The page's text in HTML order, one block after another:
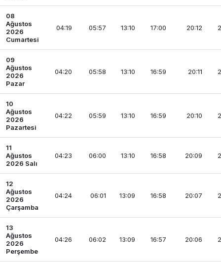
08
Ağustos
2026
Cumartesi
04:19 05:57 13:10 17:00 20:12
09
Ağustos
2026
Pazar
04:20 05:58 13:10 16:59 20:11
10
Ağustos
2026
Pazartesi
04:22 05:59 13:10 16:59 20:10
11
Ağustos
2026 Salı
04:23 06:00 13:10 16:58 20:09
12
Ağustos
2026
Çarşamba
04:24 06:01 13:09 16:58 20:07
13
Ağustos
2026
Perşembe
04:26 06:02 13:09 16:57 20:06